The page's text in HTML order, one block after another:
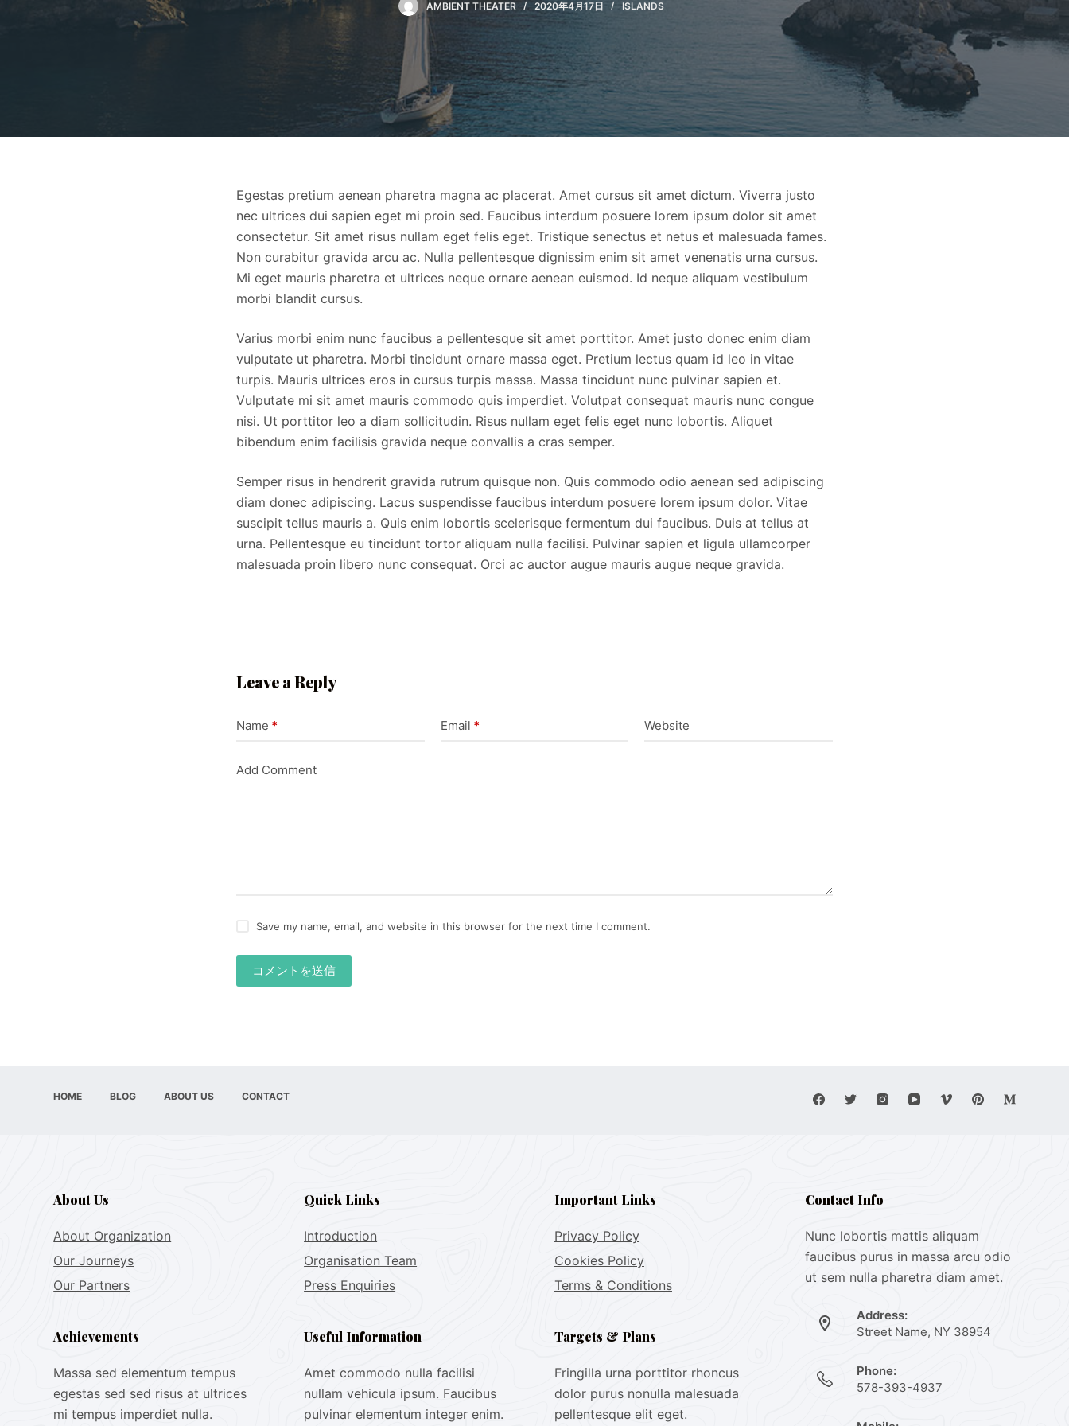
AMBIENT THEATER 2020年4月17日 ISLANDS
Egestas pretium aenean pharetra magna ac placerat. Amet cursus sit amet dictum. Viverra justo
nec ultrices dui sapien eget mi proin sed. Faucibus interdum posuere lorem ipsum dolor sit amet
consectetur. Sit amet risus nullam eget felis eget. Tristique senectus et netus et malesuada fames.
Non curabitur gravida arcu ac. Nulla pellentesque dignissim enim sit amet venenatis urna cursus.
Mi eget mauris pharetra et ultrices neque ornare aenean euismod. Id neque aliquam vestibulum
morbi blandit cursus.
Varius morbi enim nunc faucibus a pellentesque sit amet porttitor. Amet justo donec enim diam
vulputate ut pharetra. Morbi tincidunt ornare massa eget. Pretium lectus quam id leo in vitae
turpis. Mauris ultrices eros in cursus turpis massa. Massa tincidunt nunc pulvinar sapien et.
Vulputate mi sit amet mauris commodo quis imperdiet. Volutpat consequat mauris nunc congue
nisi. Ut porttitor leo a diam sollicitudin. Risus nullam eget felis eget nunc lobortis. Aliquet
bibendum enim facilisis gravida neque convallis a cras semper.
Semper risus in hendrerit gravida rutrum quisque non. Quis commodo odio aenean sed adipiscing
diam donec adipiscing. Lacus suspendisse faucibus interdum posuere lorem ipsum dolor. Vitae
suscipit tellus mauris a. Quis enim lobortis scelerisque fermentum dui faucibus. Duis at tellus at
urna. Pellentesque eu tincidunt tortor aliquam nulla facilisi. Pulvinar sapien et ligula ullamcorper
malesuada proin libero nunc consequat. Orci ac auctor augue mauris augue neque gravida.
Leave a Reply
Name * Email * Website
Add Comment
Save my name, email, and website in this browser for the next time I comment.
コメントを送信
HOME BLOG ABOUT US CONTACT
About Us
About Organization
Our Journeys
Our Partners
Achievements
Massa sed elementum tempus
egestas sed sed risus at ultrices
mi tempus imperdiet nulla.
Quick Links
Introduction
Organisation Team
Press Enquiries
Useful Information
Amet commodo nulla facilisi
nullam vehicula ipsum. Faucibus
pulvinar elementum integer enim.
Important Links
Privacy Policy
Cookies Policy
Terms & Conditions
Targets & Plans
Fringilla urna porttitor rhoncus
dolor purus nonulla malesuada
pellentesque elit eget.
Contact Info
Nunc lobortis mattis aliquam
faucibus purus in massa arcu odio
ut sem nulla pharetra diam amet.
Address:
Street Name, NY 38954
Phone:
578-393-4937